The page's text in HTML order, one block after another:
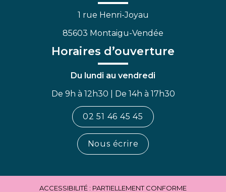
1 rue Henri-Joyau
85603 Montaigu-Vendée
Horaires d’ouverture
Du lundi au vendredi
De 9h à 12h30 | De 14h à 17h30
02 51 46 45 45
Nous écrire
ACCESSIBILITÉ : PARTIELLEMENT CONFORME